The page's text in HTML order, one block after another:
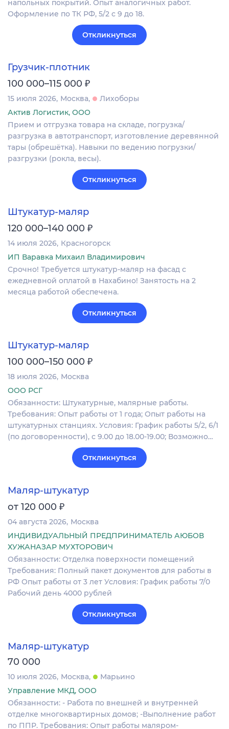
напольных покрытий. Опыт аналогичных работ.
Оформление по ТК РФ, 5/2 с 9 до 18.
Откликнуться
Грузчик-плотник
100 000–115 000 ₽
15 июля 2026 Москва
Лихоборы
Актив Логистик, ООО
Прием и отгрузка товара на складе, погрузка/
разгрузка в автотранспорт, изготовление деревянной
тары (обрешётка). Навыки по ведению погрузки/
разгрузки (рокла, весы).
Откликнуться
Штукатур-маляр
120 000–140 000 ₽
14 июля 2026 Красногорск
ИП Варавка Михаил Владимирович
Срочно! Требуется штукатур-маляр на фасад с
ежедневной оплатой в Нахабино! Занятость на 2
месяца работой обеспечена.
Откликнуться
Штукатур-маляр
100 000–150 000 ₽
18 июля 2026 Москва
ООО РСГ
Обязанности: Штукатурные, малярные работы.
Требования: Опыт работы от 1 года; Опыт работы на
штукатурных станциях. Условия: График работы 5/2, 6/1
(по договоренности), с 9.00 до 18.00-19.00; Возможно…
Откликнуться
Маляр-штукатур
от 120 000 ₽
04 августа 2026 Москва
ИНДИВИДУАЛЬНЫЙ ПРЕДПРИНИМАТЕЛЬ АЮБОВ
ХУЖАНАЗАР МУХТОРОВИЧ
Обязанности: Отделка поверхности помещений
Требования: Полный пакет документов для работы в
РФ Опыт работы от 3 лет Условия: График работы 7/0
Рабочий день 4000 рублей
Откликнуться
Маляр-штукатур
70 000
10 июля 2026 Москва
Марьино
Управление МКД, ООО
Обязанности: - Работа по внешней и внутренней
отделке многоквартирных домов; -Выполнение работ
по ППР. Требования: Опыт работы маляром-